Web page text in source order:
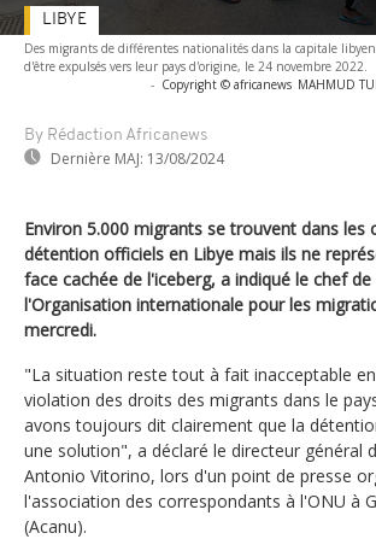
Des migrants de différentes nationalités dans la capitale
d'être expulsés vers leur pays d'origine, le 24 novembre 2022.
- Copyright © africanews MAHMUD
By Rédaction Africanews
Dernière MAJ: 13/08/2024
LIBYE
Environ 5.000 migrants se trouvent dans les
détention officiels en Libye mais ils ne
face cachée de l'iceberg, a indiqué le chef de
l'Organisation internationale pour les
mercredi.
"La situation reste tout à fait inacceptable
violation des droits des migrants dans le
avons toujours dit clairement que la
une solution", a déclaré le directeur général
Antonio Vitorino, lors d'un point de presse
l'association des correspondants à l'ONU à
(Acanu).